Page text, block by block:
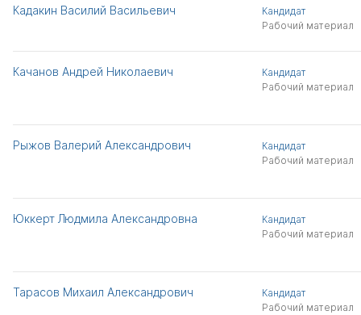
Кадакин Василий Васильевич
Кандидат
Рабочий материал
Качанов Андрей Николаевич
Кандидат
Рабочий материал
Рыжов Валерий Александрович
Кандидат
Рабочий материал
Юккерт Людмила Александровна
Кандидат
Рабочий материал
Тарасов Михаил Александрович
Кандидат
Рабочий материал